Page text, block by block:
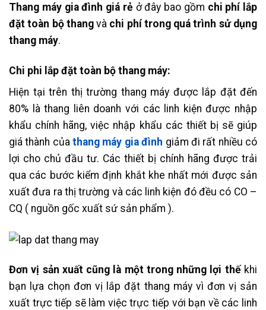
Thang máy gia đình giá rẻ ở đây bao gồm chi phí lắp
đặt toàn bộ thangvà chi phí trong quá trình sử dụng
thang máy.
Chi phi lắp đặt toàn bộ thang máy:
Hiện tại trên thị trường thang máy được lắp đặt đến
80% là thang liên doanh với các linh kiện được nhập
khẩu chính hãng, việc nhập khẩu các thiết bị sẽ giúp
giá thành củathang máy gia đình giảm đi rất nhiều có
lợi cho chủ đầu tư. Các thiết bị chính hãng được trải
qua các bước kiểm định khắt khe nhất mới được sản
xuất đưa ra thị trường và các linh kiện đó đều có CO –
CQ ( nguồn gốc xuất sứ sản phẩm ).
Đơn vị sản xuất cũng là một trong những lợi thếkhi
bạn lựa chọn đơn vị lắp đặt thang máy vì đơn vị sản
xuất trực tiếp sẽ làm việc trực tiếp với bạn về các linh